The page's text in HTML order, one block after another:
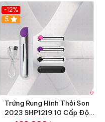
-12%
5
Trứng Rung Hình Thỏi Son
2023 SHP1219 10 Cấp Độ